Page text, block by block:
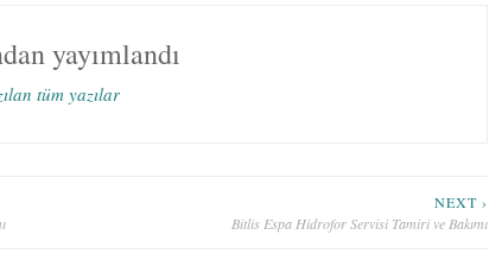
yayımlandı
tüm yazılar
NEXT ›
Bitlis Espa Hidrofor Servisi Tamiri ve Bakımı